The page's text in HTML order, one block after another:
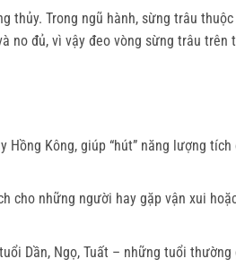
thủy. Trong ngũ hành, sừng trâu
no đủ, vì vậy đeo vòng sừng trâu
Kông, giúp “hút” năng lượng
những người hay gặp vận xui
Dần, Ngọ, Tuất – những tuổi